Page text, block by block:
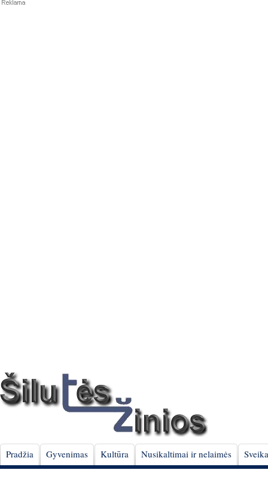
Pradžia Gyvenimas Kultūra Nusikaltimai ir nelaimės